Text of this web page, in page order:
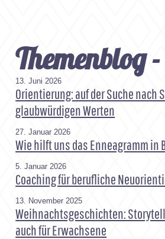
Themenblog
13. Juni 2026
Orientierung: auf der Suche nach
glaubwürdigen Werten
27. Januar 2026
Wie hilft uns das Enneagramm in
5. Januar 2026
Coaching für berufliche
13. November 2025
Weihnachtsgeschichten:
auch für Erwachsene